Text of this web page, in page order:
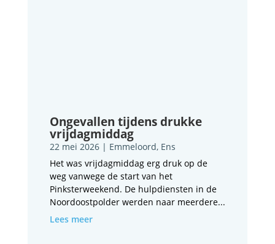
Ongevallen tijdens drukke
vrijdagmiddag
22 mei 2026| Emmeloord, Ens
Het was vrijdagmiddag erg druk op de
weg vanwege de start van het
Pinksterweekend. De hulpdiensten in de
Noordoostpolder werden naar meerdere...
Lees meer